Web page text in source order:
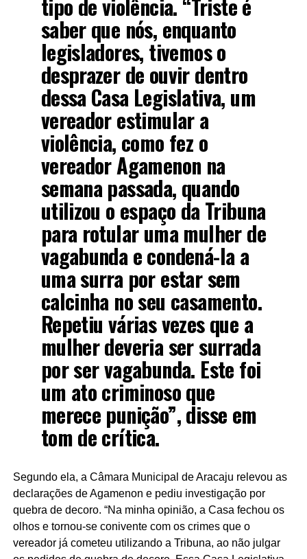
tipo de violência. “Triste é
saber que nós, enquanto
legisladores, tivemos o
desprazer de ouvir dentro
dessa Casa Legislativa, um
vereador estimular a
violência, como fez o
vereador Agamenon na
semana passada, quando
utilizou o espaço da Tribuna
para rotular uma mulher de
vagabunda e condená-la a
uma surra por estar sem
calcinha no seu casamento.
Repetiu várias vezes que a
mulher deveria ser surrada
por ser vagabunda. Este foi
um ato criminoso que
merece punição”, disse em
tom de crítica.
Segundo ela, a Câmara Municipal de Aracaju relevou as
declarações de Agamenon e pediu investigação por
quebra de decoro. “Na minha opinião, a Casa fechou os
olhos e tornou-se conivente com os crimes que o
vereador já cometeu utilizando a Tribuna, ao não julgar